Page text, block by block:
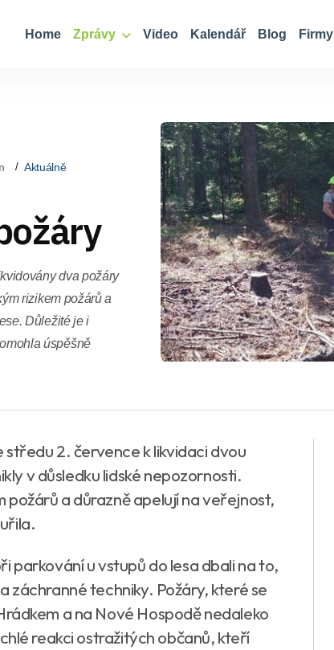
Home Zprávy Video Kalendář Blog Firmy
Aktuálně
dva požáry
rizikem požárů a
Důležité je i
úspěšně
středu 2. července k likvidaci dvou
v důsledku lidské nepozornosti.
a důrazně apelují na veřejnost,
parkování u vstupů do lesa dbali na to,
záchranné techniky. Požáry, které se
a na Nové Hospodě nedaleko
reakci ostražitých občanů, kteří